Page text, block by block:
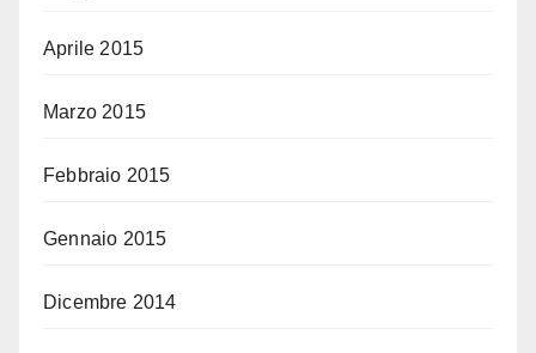
Aprile 2015
Marzo 2015
Febbraio 2015
Gennaio 2015
Dicembre 2014